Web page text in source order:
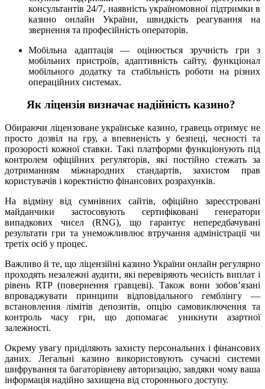
консультантів 24/7, наявність україномовної підтримки в
казино онлайн України, швидкість реагування на
звернення та професійність операторів.
Мобільна адаптація — оцінюється зручність гри з
мобільних пристроїв, адаптивність сайту, функціонал
мобільного додатку та стабільність роботи на різних
операційних системах.
Як ліцензія визначає надійність казино?
Обираючи ліцензоване українське казино, гравець отримує не
просто дозвіл на гру, а впевненість у безпеці, чесності та
прозорості кожної ставки. Такі платформи функціонують під
контролем офіційних регуляторів, які постійно стежать за
дотриманням міжнародних стандартів, захистом прав
користувачів і коректністю фінансових розрахунків.
На відміну від сумнівних сайтів, офіційно зареєстровані
майданчики застосовують сертифіковані генератори
випадкових чисел (RNG), що гарантує непередбачувані
результати гри та унеможливлює втручання адміністрації чи
третіх осіб у процес.
Важливо й те, що ліцензійні казино України онлайн регулярно
проходять незалежні аудити, які перевіряють чесність виплат і
рівень RTP (повернення гравцеві). Також вони зобов’язані
впроваджувати принципи відповідального гемблінгу —
встановлення лімітів депозитів, опцію самовиключення та
контроль часу гри, що допомагає уникнути азартної
залежності.
Окрему увагу приділяють захисту персональних і фінансових
даних. Легальні казино використовують сучасні системи
шифрування та багаторівневу авторизацію, завдяки чому ваша
інформація надійно захищена від стороннього доступу.